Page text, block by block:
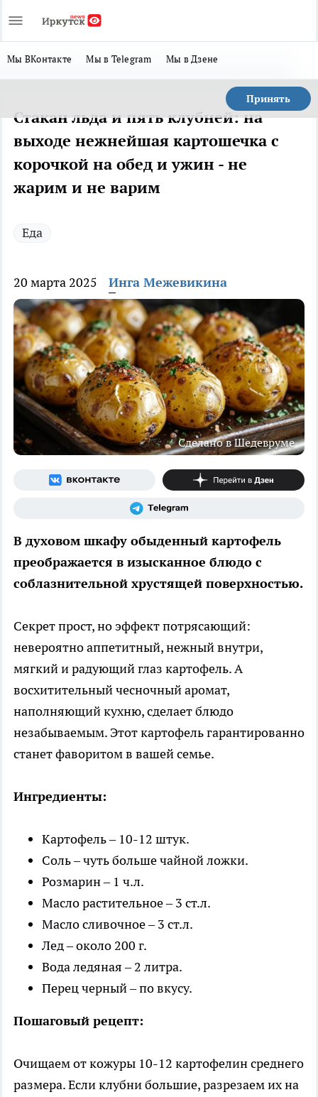
Мы ВКонтакте Мы в Telegram Мы в Дзене
Принять
Стакан льда и пять клубней: на
выходе нежнейшая картошечка с
корочкой на обед и ужин - не
жарим и не варим
Еда
20 марта 2025 Инга Межевикина
Сделано в Шедевруме
В духовом шкафу обыденный картофель
преображается в изысканное блюдо с
соблазнительной хрустящей поверхностью.
Секрет прост, но эффект потрясающий:
невероятно аппетитный, нежный внутри,
мягкий и радующий глаз картофель. А
восхитительный чесночный аромат,
наполняющий кухню, сделает блюдо
незабываемым. Этот картофель гарантированно
станет фаворитом в вашей семье.
Ингредиенты:
Картофель – 10-12 штук.
Соль – чуть больше чайной ложки.
Розмарин – 1 ч.л.
Масло растительное – 3 ст.л.
Масло сливочное – 3 ст.л.
Лед – около 200 г.
Вода ледяная – 2 литра.
Перец черный – по вкусу.
Пошаговый рецепт:
Очищаем от кожуры 10-12 картофелин среднего
размера. Если клубни большие, разрезаем их на